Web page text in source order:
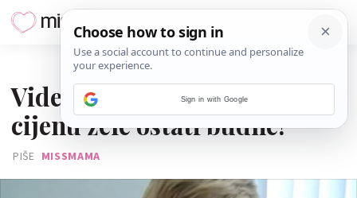
Video: Ove bebe pod svaku
cijenu žele ostati budne!
PIŠE MISSMAMA
Sign in with Google